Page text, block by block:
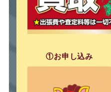
①お申し込み